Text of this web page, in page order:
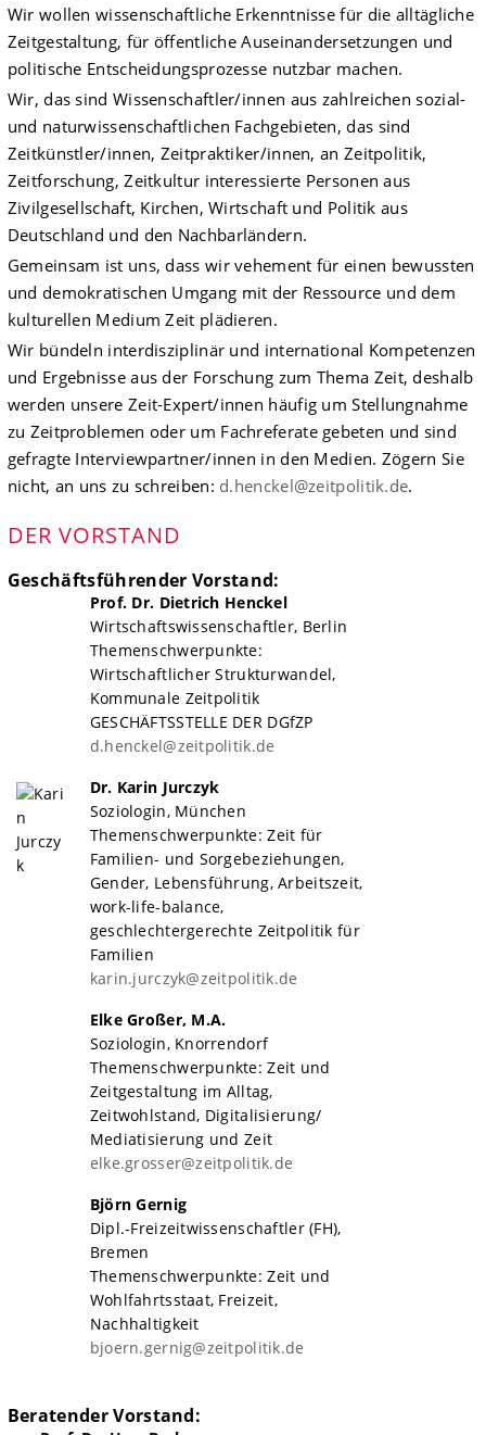
Wir wollen wissenschaftliche Erkenntnisse für die alltägliche
Zeitgestaltung, für öffentliche Aus­einandersetzungen und
politische Entscheidungsprozesse nutzbar machen.
Wir, das sind Wissenschaftler/innen aus zahlreichen sozial-
und naturwissenschaftlichen Fachgebieten, das sind
Zeitkünstler/innen, Zeitpraktiker/innen, an Zeitpolitik,
Zeitforschung, Zeitkultur interessierte Personen aus
Zivilgesellschaft, Kirchen, Wirtschaft und Politik aus
Deutschland und den Nachbarländern.
Gemeinsam ist uns, dass wir vehement für einen bewussten
und demokratischen Umgang mit der Ressource und dem
kulturellen Medium Zeit plädieren.
Wir bündeln interdisziplinär und international Kompetenzen
und Ergebnisse aus der Forschung zum Thema Zeit, deshalb
werden unsere Zeit-Expert/innen häufig um Stellungnahme
zu Zeitproblemen oder um Fachreferate gebeten und sind
gefragte Interviewpartner/innen in den Medien. Zögern Sie
nicht, an uns zu schreiben: d.henckel@zeitpolitik.de.
DER VORSTAND
Geschäftsführender Vorstand:
Prof. Dr. Dietrich Henckel
Wirtschaftswissenschaftler, Berlin
Themenschwerpunkte:
Wirtschaftlicher Strukturwandel,
Kommunale Zeitpolitik
GESCHÄFTSSTELLE DER DGfZP
d.henckel@zeitpolitik.de
Dr. Karin Jurczyk
Soziologin, München
Themenschwerpunkte: Zeit für
Familien- und Sorgebeziehungen,
Gender, Lebensführung, Arbeitszeit,
work-life-balance,
geschlechtergerechte Zeitpolitik für
Familien
karin.jurczyk@zeitpolitik.de
Elke Großer, M.A.
Soziologin, Knorrendorf
Themenschwerpunkte: Zeit und
Zeitgestaltung im Alltag,
Zeitwohlstand, Digitalisierung/
Mediatisierung und Zeit
elke.grosser@zeitpolitik.de
Björn Gernig
Dipl.-Freizeitwissenschaftler (FH),
Bremen
Themenschwerpunkte: Zeit und
Wohlfahrtsstaat, Freizeit,
Nachhaltigkeit
bjoern.gernig@zeitpolitik.de
Beratender Vorstand: